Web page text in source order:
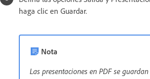
haga clic en Guardar.
Nota
Las presentaciones en PDF se